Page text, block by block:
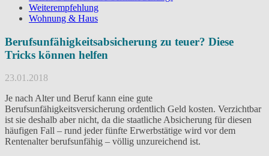
Weiterempfehlung
Wohnung & Haus
Berufsunfähigkeitsabsicherung zu teuer? Diese
Tricks können helfen
23.01.2018
Je nach Alter und Beruf kann eine gute
Berufsunfähigkeitsversicherung ordentlich Geld kosten. Verzichtbar
ist sie deshalb aber nicht, da die staatliche Absicherung für diesen
häufigen Fall – rund jeder fünfte Erwerbstätige wird vor dem
Rentenalter berufsunfähig – völlig unzureichend ist.